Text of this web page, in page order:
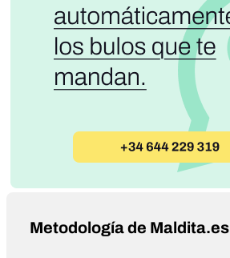
Metodología de Maldita.es